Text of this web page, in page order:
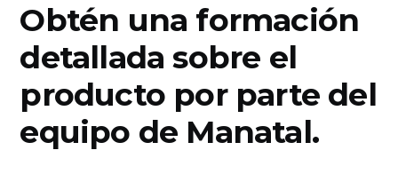
Obtén una formación
detallada sobre el
producto por parte del
equipo de Manatal.